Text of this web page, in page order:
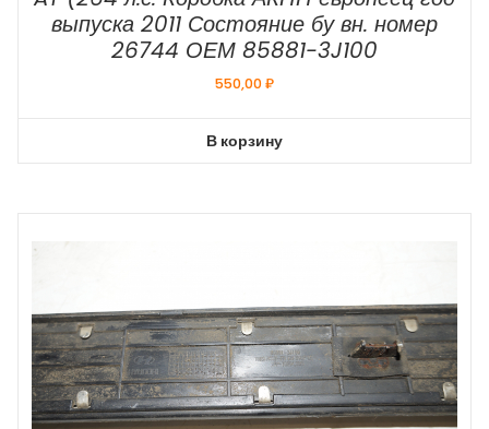
выпуска 2011 Состояние бу вн. номер
26744 ОЕМ 85881-3J100
550,00₽
В корзину